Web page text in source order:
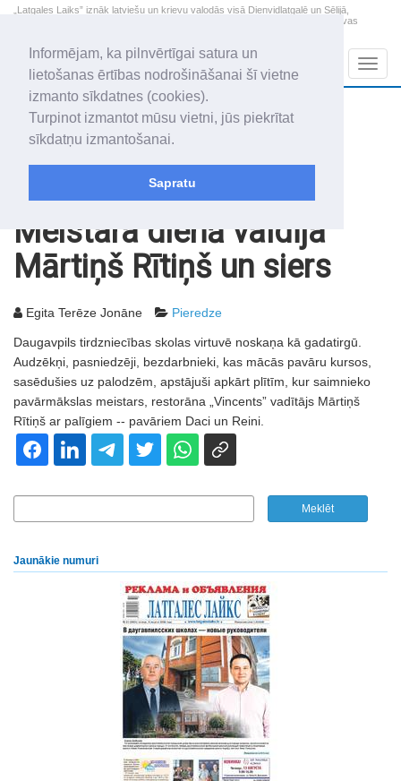
Informējam, ka pilnvērtīgai satura un
lietošanas ērtības nodrošināšanai šī vietne
izmanto sīkdatnes (cookies).
Turpinot izmantot mūsu vietni, jūs piekrītat
sīkdatņu izmantošanai.
Sapratu
„Latgales Laiks” iznāk latviešu un krievu valodās visā Dienvidlatgalē un Sēlijā,
„Latgales Laiks” latviešu valodā aptver Daugavpils valstspilsētu, Augšdaugavas
2026. gada 7. augusts
Piektdiena
Alfrēds, Fredis, Madars
+19.2
Meistara dienā valdīja
Mārtiņš Rītiņš un siers
Egita Terēze Jonāne Pieredze
Daugavpils tirdzniecības skolas virtuvē noskaņa kā gadatirgū.
Audzēkņi, pasniedzēji, bezdarbnieki, kas mācās pavāru kursos,
sasēdušies uz palodzēm, apstājuši apkārt plītīm, kur saimnieko
pavārmākslas meistars, restorāna „Vincents” vadītājs Mārtiņš
Rītiņš ar palīgiem -- pavāriem Daci un Reini.
Jaunākie numuri